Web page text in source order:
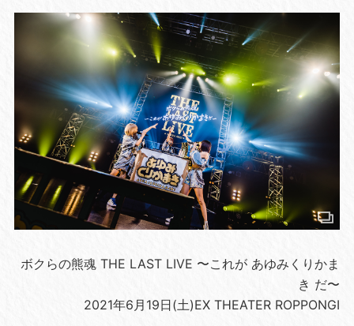
ボクらの熊魂 THE LAST LIVE 〜これが あゆみくりかま
き だ〜
2021年6月19日(土)EX THEATER ROPPONGI